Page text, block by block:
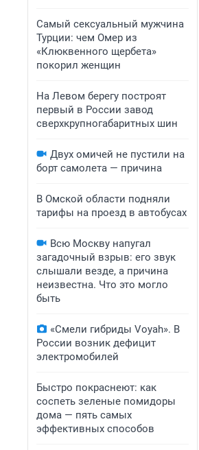
Самый сексуальный мужчина
Турции: чем Омер из
«Клюквенного щербета»
покорил женщин
На Левом берегу построят
первый в России завод
сверхкрупногабаритных шин
Двух омичей не пустили на
борт самолета — причина
В Омской области подняли
тарифы на проезд в автобусах
Всю Москву напугал
загадочный взрыв: его звук
слышали везде, а причина
неизвестна. Что это могло
быть
«Смели гибриды Voyah». В
России возник дефицит
электромобилей
Быстро покраснеют: как
соспеть зеленые помидоры
дома — пять самых
эффективных способов